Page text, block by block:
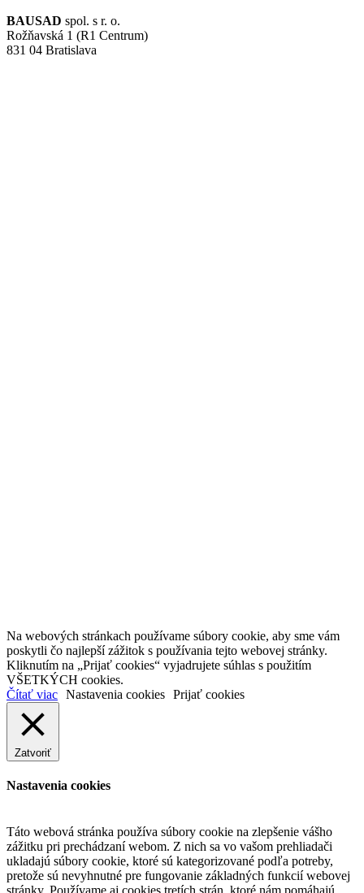
BAUSAD spol. s r. o.
Rožňavská 1 (R1 Centrum)
831 04 Bratislava
Na webových stránkach používame súbory cookie, aby sme vám
poskytli čo najlepší zážitok s používania tejto webovej stránky.
Kliknutím na „Prijať cookies“ vyjadrujete súhlas s použitím
VŠETKÝCH cookies.
Čítať viac Nastavenia cookies Prijať cookies
Zatvoriť
Nastavenia cookies
Táto webová stránka používa súbory cookie na zlepšenie vášho
zážitku pri prechádzaní webom. Z nich sa vo vašom prehliadači
ukladajú súbory cookie, ktoré sú kategorizované podľa potreby,
pretože sú nevyhnutné pre fungovanie základných funkcií webovej
stránky. Používame aj cookies tretích strán, ktoré nám pomáhajú